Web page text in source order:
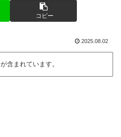
コピー
2025.08.02
含まれています。